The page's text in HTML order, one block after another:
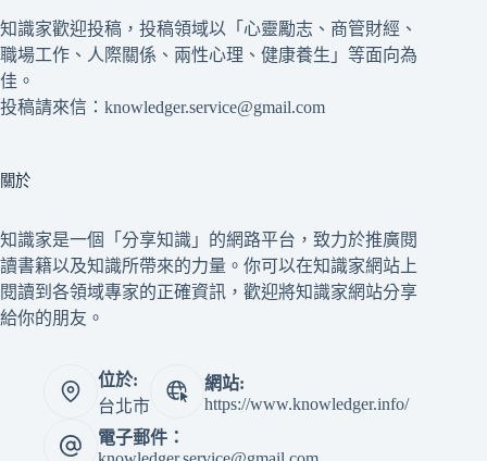
知識家歡迎投稿，投稿領域以「心靈勵志、商管財經、
職場工作、人際關係、兩性心理、健康養生」等面向為
佳。
投稿請來信：knowledger.service@gmail.com
關於
知識家是一個「分享知識」的網路平台，致力於推廣閱
讀書籍以及知識所帶來的力量。你可以在知識家網站上
閱讀到各領域專家的正確資訊，歡迎將知識家網站分享
給你的朋友。
位於:
台北市
網站:
https://www.knowledger.info/
電子郵件：